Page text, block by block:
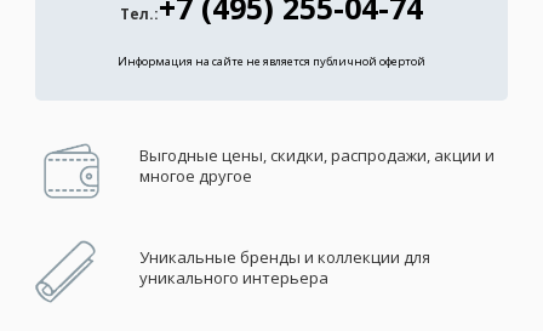
Тел.:
Информация на сайте не является публичной офертой
Выгодные цены, скидки, распродажи, акции и
многое другое
Уникальные бренды и коллекции для
уникального интерьера